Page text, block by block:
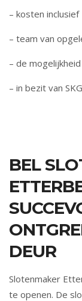
– kosten
– team van
– de
– in bezit van
BEL
DEUR
Slotenmaker
te openen. De